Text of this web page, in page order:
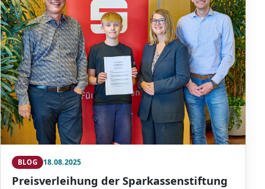
BLOG 18.08.2025
Preisverleihung der Sparkassenstiftung